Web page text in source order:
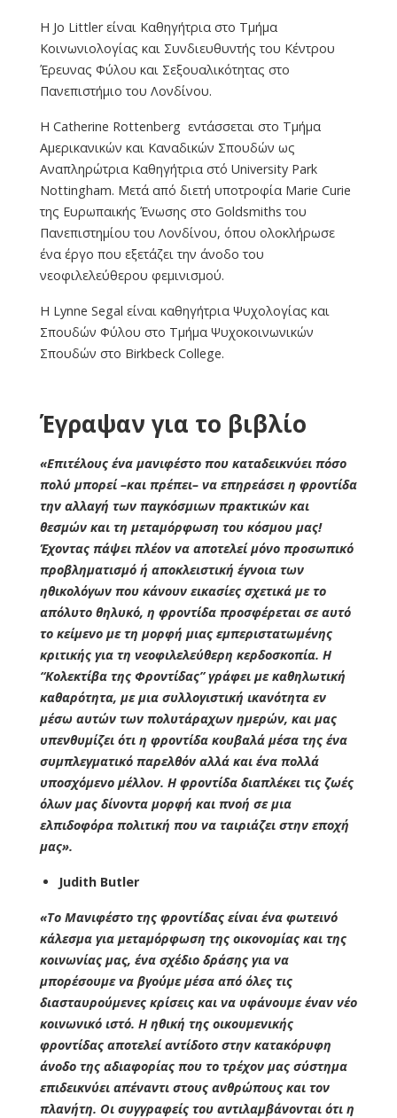
H Jo Littler είναι Καθηγήτρια στο Τμήμα
Κοινωνιολογίας και Συνδιευθυντής του Κέντρου
Έρευνας Φύλου και Σεξουαλικότητας στο
Πανεπιστήμιο του Λονδίνου.
Η Catherine Rottenberg εντάσσεται στο Τμήμα
Αμερικανικών και Καναδικών Σπουδών ως
Αναπληρώτρια Καθηγήτρια στό University Park
Nottingham. Μετά από διετή υποτροφία Marie Curie
της Ευρωπαικής Ένωσης στο Goldsmiths του
Πανεπιστημίου του Λονδίνου, όπου ολοκλήρωσε
ένα έργο που εξετάζει την άνοδο του
νεοφιλελεύθερου φεμινισμού.
Η Lynne Segal είναι καθηγήτρια Ψυχολογίας και
Σπουδών Φύλου στο Τμήμα Ψυχοκοινωνικών
Σπουδών στο Birkbeck College.
Έγραψαν για το βιβλίο
«Επιτέλους ένα μανιφέστο που καταδεικνύει πόσο
πολύ μπορεί –και πρέπει– να επηρεάσει η φροντίδα
την αλλαγή των παγκόσμιων πρακτικών και
θεσμών και τη μεταμόρφωση του κόσμου μας!
Έχοντας πάψει πλέον να αποτελεί μόνο προσωπικό
προβληματισμό ή αποκλειστική έγνοια των
ηθικολόγων που κάνουν εικασίες σχετικά με το
απόλυτο θηλυκό, η φροντίδα προσφέρεται σε αυτό
το κείμενο με τη μορφή μιας εμπεριστατωμένης
κριτικής για τη νεοφιλελεύθερη κερδοσκοπία. Η
“Κολεκτίβα της Φροντίδας” γράφει με καθηλωτική
καθαρότητα, με μια συλλογιστική ικανότητα εν
μέσω αυτών των πολυτάραχων ημερών, και μας
υπενθυμίζει ότι η φροντίδα κουβαλά μέσα της ένα
συμπλεγματικό παρελθόν αλλά και ένα πολλά
υποσχόμενο μέλλον. Η φροντίδα διαπλέκει τις ζωές
όλων μας δίνοντα μορφή και πνοή σε μια
ελπιδοφόρα πολιτική που να ταιριάζει στην εποχή
μας».
Judith Butler
«Το Μανιφέστο της φροντίδας είναι ένα φωτεινό
κάλεσμα για μεταμόρφωση της οικονομίας και της
κοινωνίας μας, ένα σχέδιο δράσης για να
μπορέσουμε να βγούμε μέσα από όλες τις
διασταυρούμενες κρίσεις και να υφάνουμε έναν νέο
κοινωνικό ιστό. Η ηθική της οικουμενικής
φροντίδας αποτελεί αντίδοτο στην κατακόρυφη
άνοδο της αδιαφορίας που το τρέχον μας σύστημα
επιδεικνύει απέναντι στους ανθρώπους και τον
πλανήτη. Οι συγγραφείς του αντιλαμβάνονται ότι η